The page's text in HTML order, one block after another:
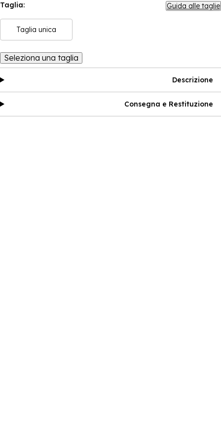
Taglia: Guida alle taglie
Taglia unica
Seleziona una taglia
Descrizione
Consegna e Restituzione